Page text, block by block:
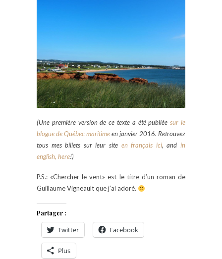
(Une première version de ce texte a été publiéesur le
blogue de Québec maritimeen janvier 2016. Retrouvez
tous mes billets sur leur site en français ici, and in
english, here!)
P.S.: «Chercher le vent» est le titre d’un roman de
Guillaume Vigneault que j’ai adoré.
Partager :
Twitter Facebook
Plus